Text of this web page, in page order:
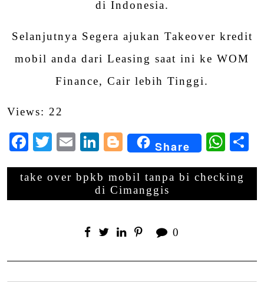
di Indonesia.
Selanjutnya Segera ajukan Takeover kredit
mobil anda dari Leasing saat ini ke WOM
Finance, Cair lebih Tinggi.
Views: 22
Facebook
Twitter
EmailLinkedIn
Blogger
Share
take over bpkb mobil tanpa bi checking
di Cimanggis
0